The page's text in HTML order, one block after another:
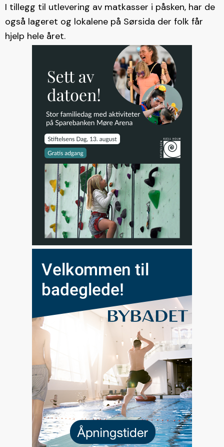
I tillegg til utlevering av matkasser i påsken, har de
også lageret og lokalene på Sørsida der folk får
hjelp hele året.